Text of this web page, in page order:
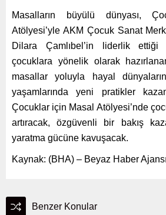
Masalların büyülü dünyası,
Atölyesi’yle AKM Çocuk Sanat
Dilara Çamlıbel’in liderlik
çocuklara yönelik olarak
masallar yoluyla hayal
yaşamlarında yeni pratikler
Çocuklar için Masal Atölyesi’nde
artıracak, özgüvenli bir bakış
yaratma gücüne kavuşacak.
Kaynak: (BHA) – Beyaz Haber Ajansı
Benzer Konular